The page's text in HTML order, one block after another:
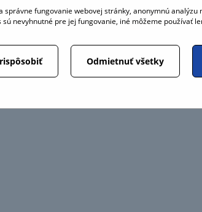
správne fungovanie webovej stránky, anonymnú
sú nevyhnutné pre jej fungovanie, iné môžeme používať
Odmietnuť všetky